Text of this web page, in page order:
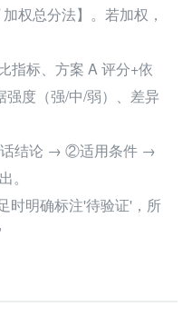
权总分法】。若加权，
指标、方案 A 评分+依
度（强/中/弱）、差异
结论 → ②适用条件 →
。
时明确标注'待验证'，所